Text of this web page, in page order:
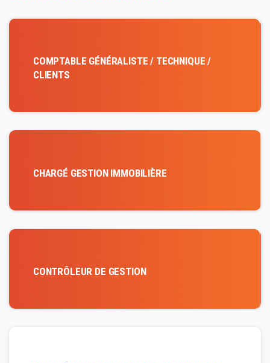
COMPTABLE GÉNÉRALISTE / TECHNIQUE /
CLIENTS
CHARGÉ GESTION IMMOBILIÈRE
CONTRÔLEUR DE GESTION